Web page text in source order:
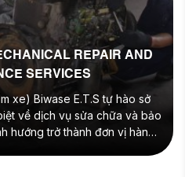
REPAIR AND
SERVICES
xe) Biwase E.T.S tự hào sở
về dịch vụ sửa chữa và bảo
hướng trở thành đơn vị hàng